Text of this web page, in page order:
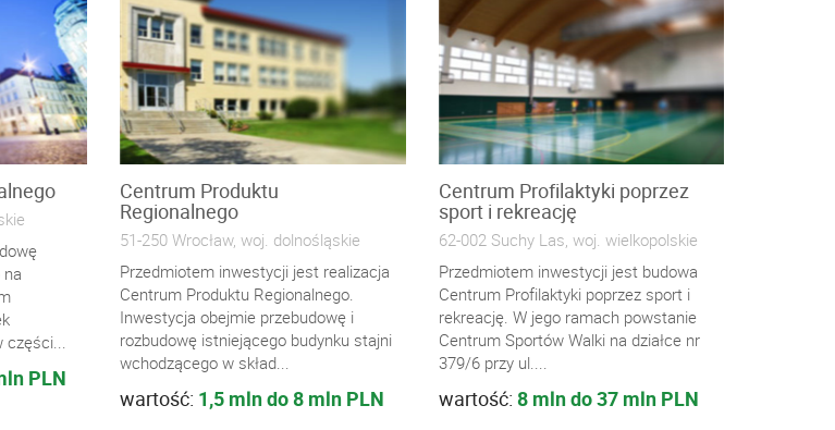
części...
PLN
Centrum Produktu
Regionalnego
51-250 Wrocław, woj. dolnośląskie
Przedmiotem inwestycji jest realizacja
Centrum Produktu Regionalnego.
Inwestycja obejmie przebudowę i
rozbudowę istniejącego budynku stajni
wchodzącego w skład...
wartość: 1,5 mln do 8 mln PLN
Centrum Profilaktyki poprzez
sport i rekreację
62-002 Suchy Las, woj. wielkopolskie
Przedmiotem inwestycji jest budowa
Centrum Profilaktyki poprzez sport i
rekreację. W jego ramach powstanie
Centrum Sportów Walki na działce nr
379/6 przy ul....
wartość: 8 mln do 37 mln PLN